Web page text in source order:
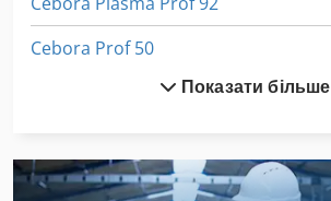
Cebora Prof 50
Esab
Показати більше